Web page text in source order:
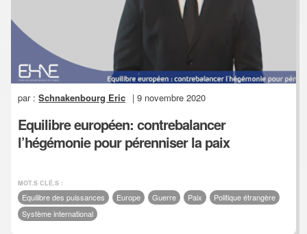
par :Schnakenbourg Eric | 9 novembre 2020
Equilibre européen: contrebalancer
l’hégémonie pour pérenniser la paix
MOT.S CLÉ.S :
Equilibre des puissances Europe Guerre Paix
Politique étrangère
Système international